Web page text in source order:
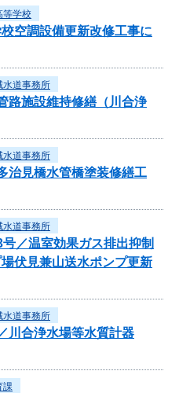
等学校
空調設備更新改修工事に
水道事務所
路施設維持修繕（川合浄
水道事務所
治見橋水管橋塗装修繕工
水道事務所
／温室効果ガス排出抑制
伏見兼山送水ポンプ更新
水道事務所
川合浄水場等水質計器
課